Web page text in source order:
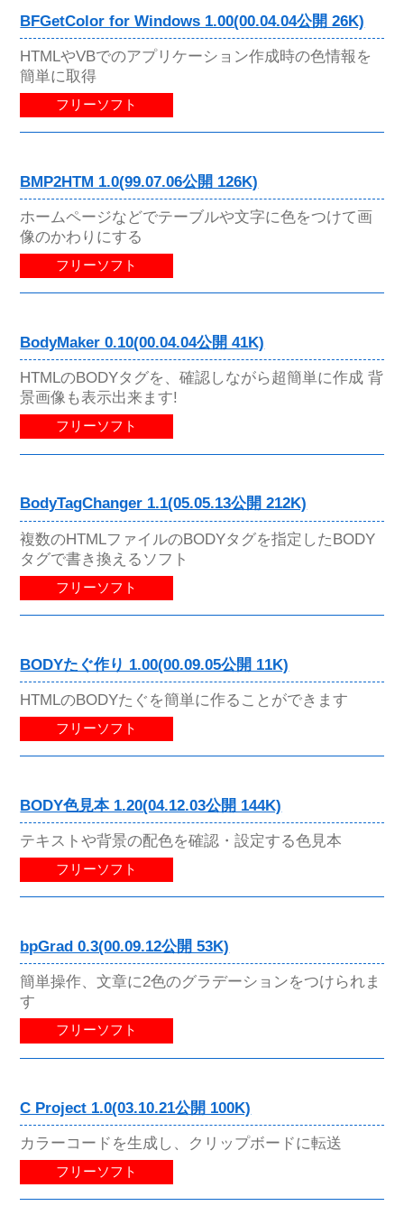
BFGetColor for Windows 1.00(00.04.04公開 26K)
HTMLやVBでのアプリケーション作成時の色情報を
簡単に取得
フリーソフト
BMP2HTM 1.0(99.07.06公開 126K)
ホームページなどでテーブルや文字に色をつけて画
像のかわりにする
フリーソフト
BodyMaker 0.10(00.04.04公開 41K)
HTMLのBODYタグを、確認しながら超簡単に作成 背
景画像も表示出来ます!
フリーソフト
BodyTagChanger 1.1(05.05.13公開 212K)
複数のHTMLファイルのBODYタグを指定したBODY
タグで書き換えるソフト
フリーソフト
BODYたぐ作り 1.00(00.09.05公開 11K)
HTMLのBODYたぐを簡単に作ることができます
フリーソフト
BODY色見本 1.20(04.12.03公開 144K)
テキストや背景の配色を確認・設定する色見本
フリーソフト
bpGrad 0.3(00.09.12公開 53K)
簡単操作、文章に2色のグラデーションをつけられま
す
フリーソフト
C Project 1.0(03.10.21公開 100K)
カラーコードを生成し、クリップボードに転送
フリーソフト